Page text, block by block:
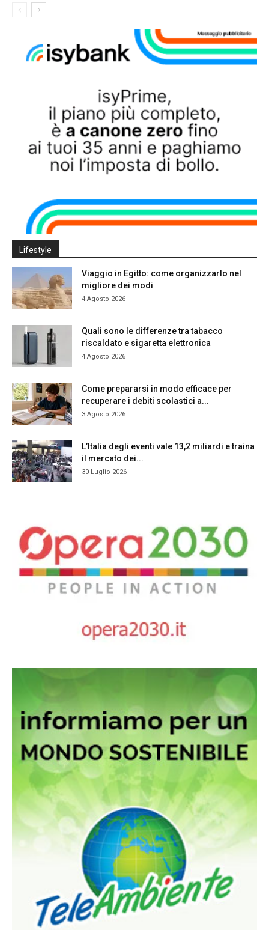
Lifestyle
Viaggio in Egitto: come organizzarlo nel
migliore dei modi
4 Agosto 2026
Quali sono le differenze tra tabacco
riscaldato e sigaretta elettronica
4 Agosto 2026
Come prepararsi in modo efficace per
recuperare i debiti scolastici a...
3 Agosto 2026
L’Italia degli eventi vale 13,2 miliardi e traina
il mercato dei...
30 Luglio 2026